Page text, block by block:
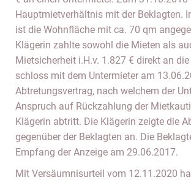
Hauptmietverhältnis mit der Beklagten.
ist die Wohnfläche mit ca. 70 qm
Klägerin zahlte sowohl die Mieten als
Mietsicherheit i.H.v. 1.827 € direkt an
schloss mit dem Untermieter am
Abtretungsvertrag, nach welchem der
Anspruch auf Rückzahlung der
Klägerin abtritt. Die Klägerin zeigte die
gegenüber der Beklagten an. Die
Empfang der Anzeige am 29.06.2017.
Mit Versäumnisurteil vom 12.11.2020